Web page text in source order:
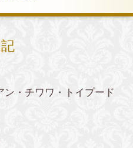
・チワワ・トイプード